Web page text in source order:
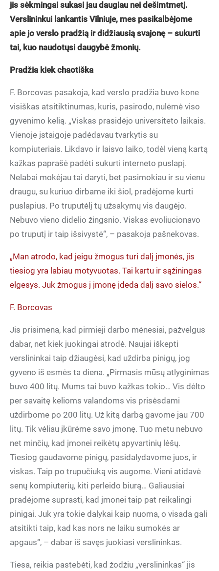
jis sėkmingai sukasi jau daugiau nei dešimtmetį.
Verslininkui lankantis Vilniuje, mes pasikalbėjome
apie jo verslo pradžią ir didžiausią svajonę – sukurti
tai, kuo naudotųsi daugybė žmonių.
Pradžia kiek chaotiška
F. Borcovas pasakoja, kad verslo pradžia buvo kone
visiškas atsitiktinumas, kuris, pasirodo, nulėmė viso
gyvenimo kelią. „Viskas prasidėjo universiteto laikais.
Vienoje įstaigoje padėdavau tvarkytis su
kompiuteriais. Likdavo ir laisvo laiko, todėl vieną kartą
kažkas paprašė padėti sukurti interneto puslapį.
Nelabai mokėjau tai daryti, bet pasimokiau ir su vienu
draugu, su kuriuo dirbame iki šiol, pradėjome kurti
puslapius. Po truputėlį tų užsakymų vis daugėjo.
Nebuvo vieno didelio žingsnio. Viskas evoliucionavo
po truputį ir taip išsivystė“, – pasakoja pašnekovas.
„Man atrodo, kad jeigu žmogus turi dalį įmonės, jis
tiesiog yra labiau motyvuotas. Tai kartu ir sąžiningas
elgesys. Juk žmogus į įmonę įdeda dalį savo sielos.“
F. Borcovas
Jis prisimena, kad pirmieji darbo mėnesiai, pažvelgus
dabar, net kiek juokingai atrodė. Naujai iškepti
verslininkai taip džiaugėsi, kad uždirba pinigų, jog
gyveno iš esmės ta diena. „Pirmasis mūsų atlyginimas
buvo 400 litų. Mums tai buvo kažkas tokio… Vis dėlto
per savaitę kelioms valandoms vis prisėsdami
uždirbome po 200 litų. Už kitą darbą gavome jau 700
litų. Tik vėliau įkūrėme savo įmonę. Tuo metu nebuvo
net minčių, kad įmonei reikėtų apyvartinių lėšų.
Tiesiog gaudavome pinigų, pasidalydavome juos, ir
viskas. Taip po trupučiuką vis augome. Vieni atidavė
senų kompiuterių, kiti perleido biurą… Galiausiai
pradėjome suprasti, kad įmonei taip pat reikalingi
pinigai. Juk yra tokie dalykai kaip nuoma, o visada gali
atsitikti taip, kad kas nors ne laiku sumokės ar
apgaus“, – dabar iš savęs juokiasi verslininkas.
Tiesa, reikia pastebėti, kad žodžiu „verslininkas“ jis